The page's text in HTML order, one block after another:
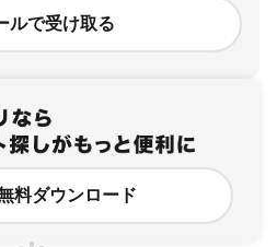
ルで受け取る
料ダウンロード